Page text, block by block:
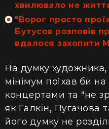
хвилювало не
"Ворог просто
Бутусов розповів
вдалося захопити
На думку художника,
мінімум поїхав би на
концертами та "не
як Галкін, Пугачова
його думку не